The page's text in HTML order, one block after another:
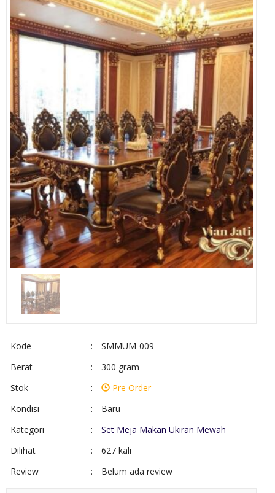
Kode :
SMMUM-009
Berat
:
300 gram
Stok
:
Pre Order
Kondisi
:
Baru
Kategori
:
Set Meja Makan Ukiran Mewah
Dilihat
:
627 kali
Review
: Belum ada review